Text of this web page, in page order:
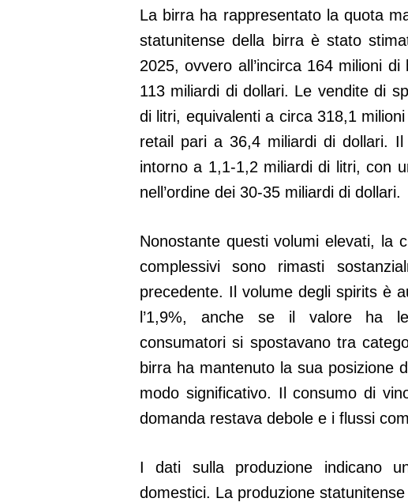
La birra ha rappresentato la quota
statunitense della birra è stato
2025, ovvero all’incirca 164 milioni
113 miliardi di dollari. Le vendite di
di litri, equivalenti a circa 318,1
retail pari a 36,4 miliardi di dollari.
intorno a 1,1-1,2 miliardi di litri, con
nell’ordine dei 30-35 miliardi di dollari.
Nonostante questi volumi elevati, la
complessivi sono rimasti
precedente. Il volume degli spirits è
l’1,9%, anche se il valore ha
consumatori si spostavano tra
birra ha mantenuto la sua posizione
modo significativo. Il consumo di
domanda restava debole e i flussi
I dati sulla produzione indicano
domestici. La produzione